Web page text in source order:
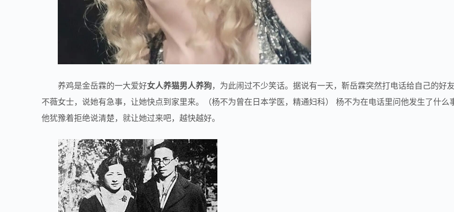
养鸡是金岳霖的一大爱好女人养猫男人养狗，为此闹过不少笑话。据说有一天，靳岳霖突然打电话给自己的好
不薇女士，说她有急事，让她快点到家里来。（杨不为曾在日本学医，精通妇科） 杨不为在电话里问他发生了什么
他犹豫着拒绝说清楚，就让她过来吧，越快越好。